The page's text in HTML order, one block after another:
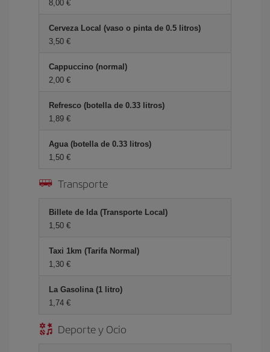
8,00 €
Cerveza Local (vaso o pinta de 0.5 litros)
3,50 €
Cappuccino (normal)
2,00 €
Refresco (botella de 0.33 litros)
1,89 €
Agua (botella de 0.33 litros)
1,50 €
Transporte
Billete de Ida (Transporte Local)
1,50 €
Taxi 1km (Tarifa Normal)
1,30 €
La Gasolina (1 litro)
1,74 €
Deporte y Ocio